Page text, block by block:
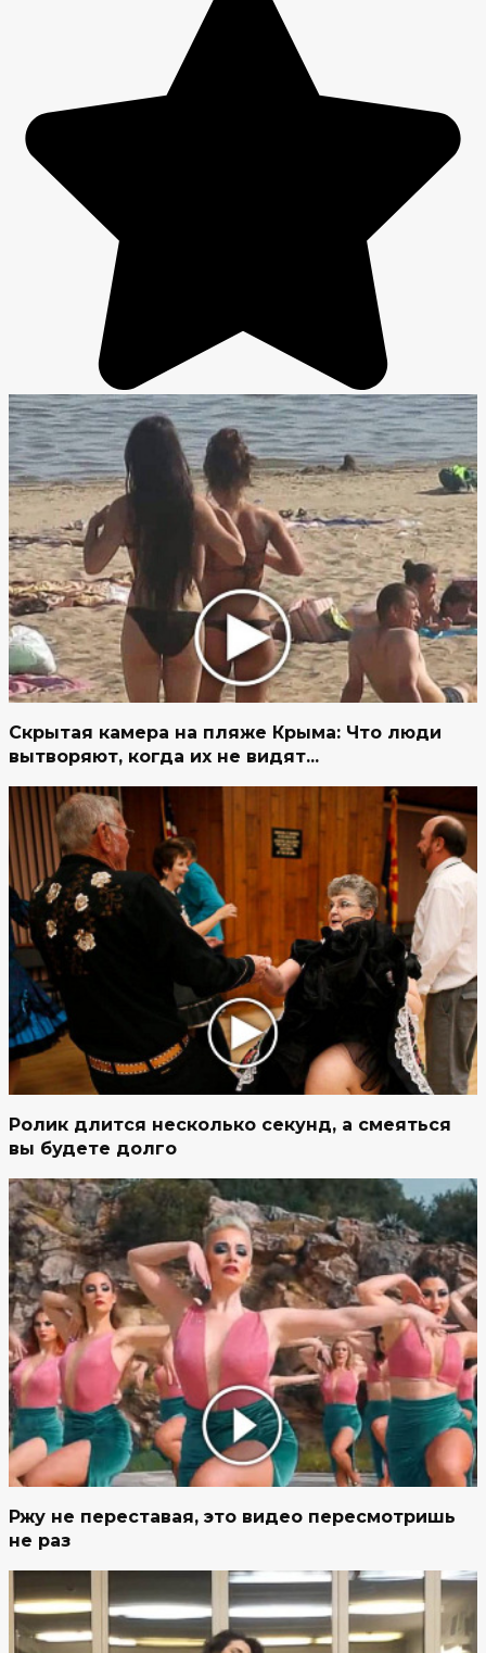
Скрытая камера на пляже Крыма: Что люди
вытворяют, когда их не видят...
Ролик длится несколько секунд, а смеяться
вы будете долго
Ржу не переставая, это видео пересмотришь
не раз